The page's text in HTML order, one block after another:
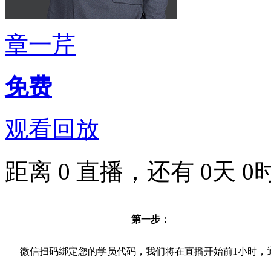
章一芹
免费
观看回放
距离 0 直播，还有 0天 0
第一步：
微信扫码绑定您的学员代码，我们将在直播开始前1小时，